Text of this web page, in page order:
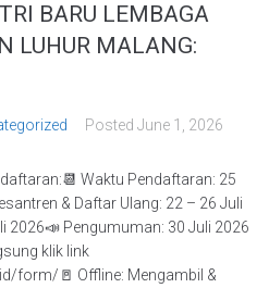
BARU LEMBAGA
LUHUR MALANG:
Posted June 1, 2026
Waktu Pendaftaran: 25
& Daftar Ulang: 22 – 26 Juli
2026📣 Pengumuman: 30 Juli 2026
klik link
form/🚪 Offline: Mengambil &